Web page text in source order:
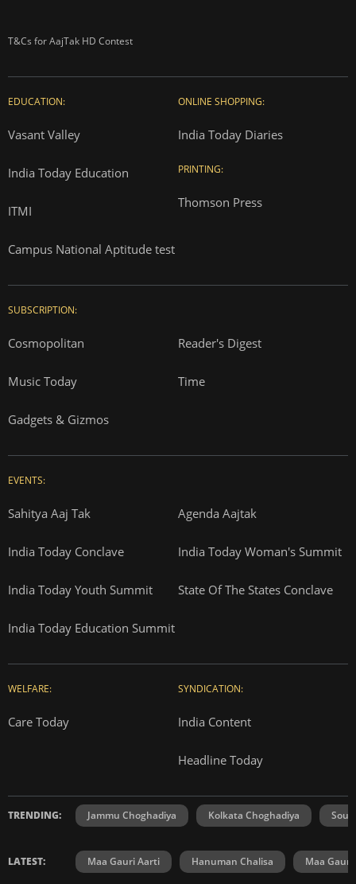
T&Cs for AajTak HD Contest
EDUCATION:
Vasant Valley
India Today Education
ITMI
Campus National Aptitude test
ONLINE SHOPPING:
India Today Diaries
PRINTING:
Thomson Press
SUBSCRIPTION:
Cosmopolitan Reader's Digest
Music Today Time
Gadgets & Gizmos
EVENTS:
Sahitya Aaj Tak Agenda Aajtak
India Today Conclave India Today Woman's Summit
India Today Youth Summit State Of The States Conclave
India Today Education Summit
WELFARE:
Care Today
SYNDICATION:
India Content
Headline Today
TRENDING: Jammu Choghadiya Kolkata Choghadiya
LATEST: Maa Gauri Aarti Hanuman Chalisa Maa Gauri